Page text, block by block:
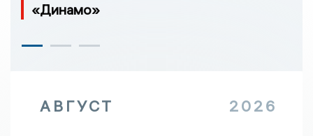
«Динамо»
АВГУСТ 2026